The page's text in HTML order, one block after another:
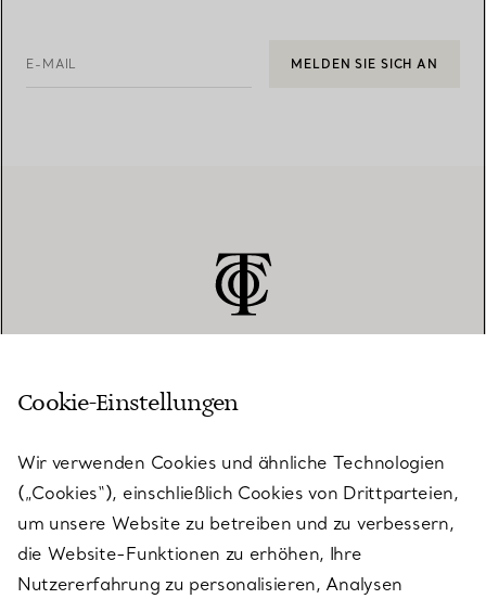
E-MAIL MELDEN SIE SICH AN
KUNDENSERVICE
SERVICES
ÜBER TIFFANY & CO.
Cookie-Einstellungen
Wir verwenden Cookies und ähnliche Technologien
(„Cookies“), einschließlich Cookies von Drittparteien,
um unsere Website zu betreiben und zu verbessern,
die Website-Funktionen zu erhöhen, Ihre
Nutzererfahrung zu personalisieren, Analysen